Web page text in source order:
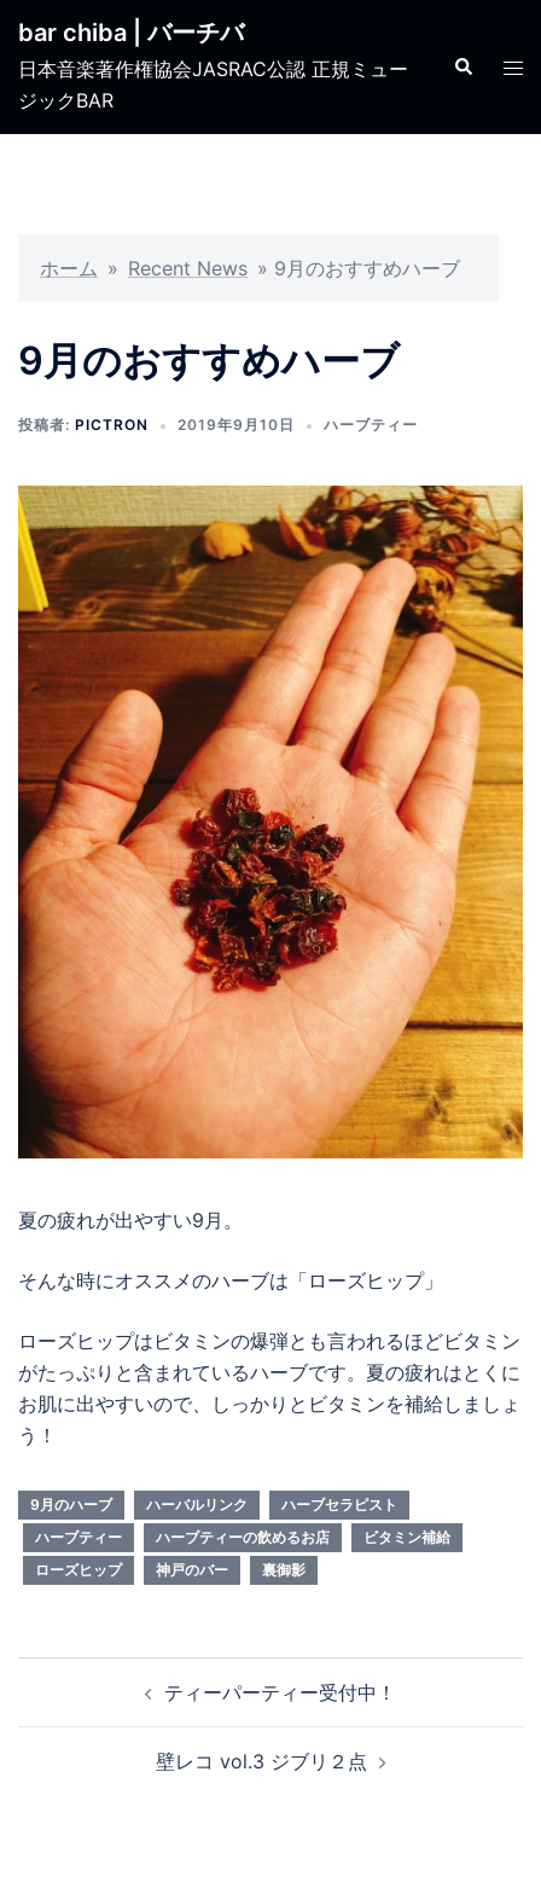
ツ
bar chiba | バーチバ
日本音楽著作権協会JASRAC公認 正規ミュー
ジックBAR
検
索
ト
ル
ホーム » Recent News » 9月のおすすめハーブ
9月のおすすめハーブ
投稿者: PICTRON 2019年9月10日 ハーブティー
夏の疲れが出やすい9月。
そんな時にオススメのハーブは「ローズヒップ」
ローズヒップはビタミンの爆弾とも言われるほどビタミン
がたっぷりと含まれているハーブです。夏の疲れはとくに
お肌に出やすいので、しっかりとビタミンを補給しましょ
う！
9月のハーブ ハーバルリンク
ハーブセラピスト
ハーブティー
ハーブティーの飲めるお店
ビタミン補給
ローズヒップ
神戸のバー 裏御影
ティーパーティー受付中！
壁レコ vol.3 ジブリ２点